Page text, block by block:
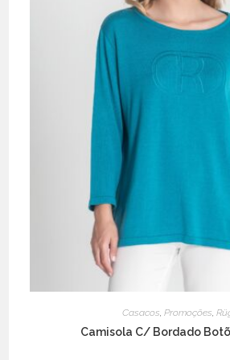
Casacos, Promoções,
Camisola C/ Bordado